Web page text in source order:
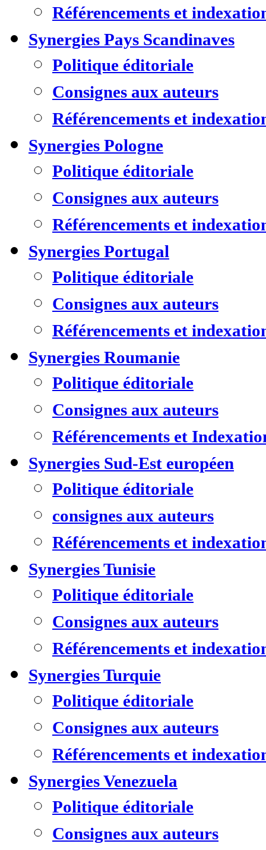
Référencements et
Synergies Pays Scandinaves
Politique éditoriale
Consignes aux auteurs
Référencements et
Synergies Pologne
Politique éditoriale
Consignes aux auteurs
Référencements et
Synergies Portugal
Politique éditoriale
Consignes aux auteurs
Référencements et
Synergies Roumanie
Politique éditoriale
Consignes aux auteurs
Référencements et
Synergies Sud-Est européen
Politique éditoriale
consignes aux auteurs
Référencements et
Synergies Tunisie
Politique éditoriale
Consignes aux auteurs
Référencements et
Synergies Turquie
Politique éditoriale
Consignes aux auteurs
Référencements et
Synergies Venezuela
Politique éditoriale
Consignes aux auteurs